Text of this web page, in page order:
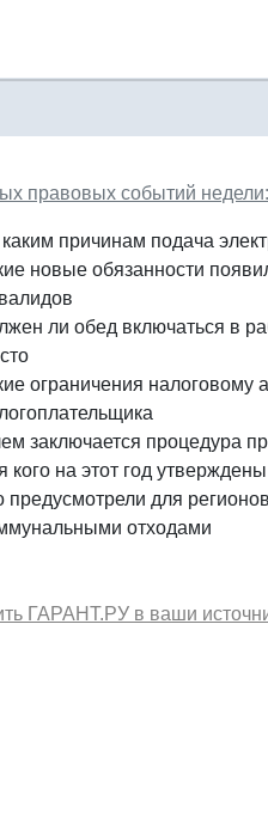
правовых событий недели:
причинам подача
новые обязанности
ли обед включаться в
ограничения
заключается процедура
кого на этот год
предусмотрели для
отходами
ГАРАНТ.РУ в ваши